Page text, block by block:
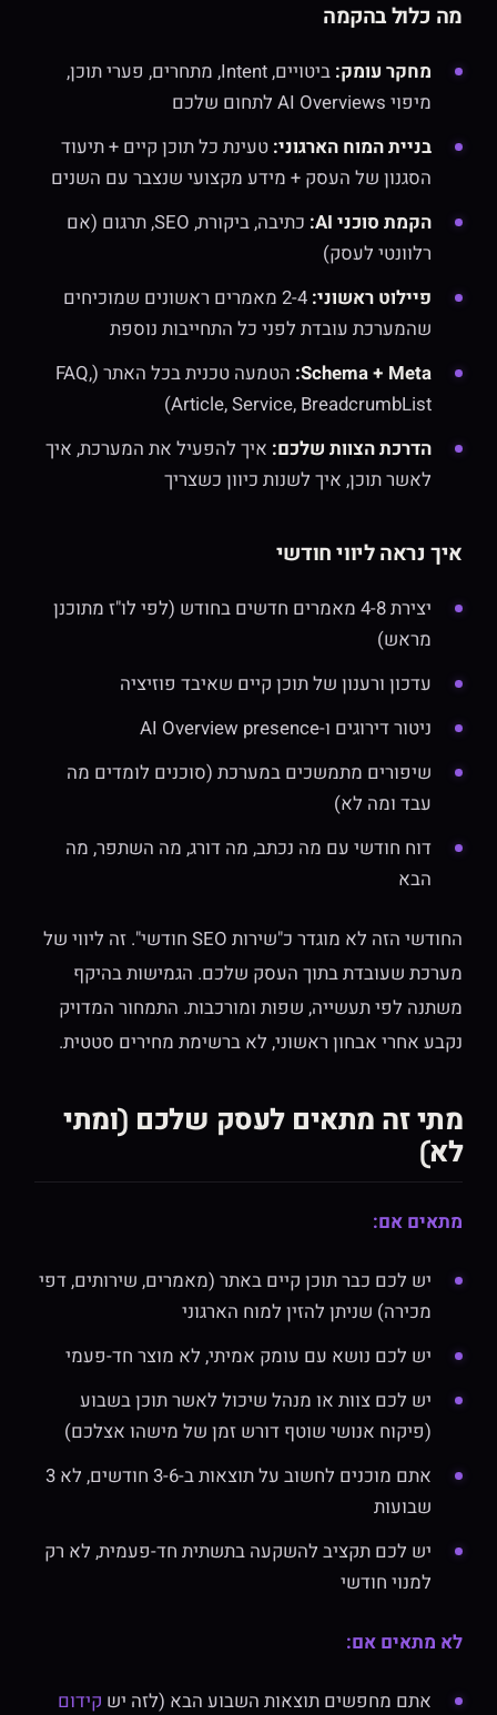
מה כלול בהקמה
מחקר עומק:
ביטויים, Intent, מתחרים, פערי תוכן,
מיפוי AI Overviews לתחום שלכם
בניית המוח הארגוני:טעינת כל תוכן קיים + תיעוד
הסגנון של העסק + מידע מקצועי שנצבר עם השנים
הקמת סוכני AI:
כתיבה, ביקורת, SEO, תרגום (אם
רלוונטי לעסק)
פיילוט ראשוני:
2-4 מאמרים ראשונים שמוכיחים
שהמערכת עובדת לפני כל התחייבות נוספת
Schema + Meta:
הטמעה טכנית בכל האתר (FAQ,
Article, Service, BreadcrumbList)
הדרכת הצוות שלכם:איך להפעיל את המערכת, איך
לאשר תוכן, איך לשנות כיוון כשצריך
איך נראה ליווי חודשי
יצירת 4-8 מאמרים חדשים בחודש (לפי לו"ז מתוכנן
מראש)
עדכון ורענון של תוכן קיים שאיבד פוזיציה
ניטור דירוגים ו-AI Overview presence
שיפורים מתמשכים במערכת (סוכנים לומדים מה
עבד ומה לא)
דוח חודשי עם מה נכתב, מה דורג, מה השתפר, מה
הבא
החודשי הזה לא מוגדר כ"שירות SEO חודשי". זה ליווי של
מערכת שעובדת בתוך העסק שלכם. הגמישות בהיקף
משתנה לפי תעשייה, שפות ומורכבות. התמחור המדויק
נקבע אחרי אבחון ראשוני, לא ברשימת מחירים סטטית.
מתי זה מתאים לעסק שלכם (ומתי
לא)
מתאים אם:
יש לכם כבר תוכן קיים באתר (מאמרים, שירותים, דפי
מכירה) שניתן להזין למוח הארגוני
יש לכם נושא עם עומק אמיתי, לא מוצר חד-פעמי
יש לכם צוות או מנהל שיכול לאשר תוכן בשבוע
(פיקוח אנושי שוטף דורש זמן של מישהו אצלכם)
אתם מוכנים לחשוב על תוצאות ב-3-6 חודשים, לא 3
שבועות
יש לכם תקציב להשקעה בתשתית חד-פעמית, לא רק
למנוי חודשי
לא מתאים אם:
אתם מחפשים תוצאות השבוע הבא (לזה יש קידום